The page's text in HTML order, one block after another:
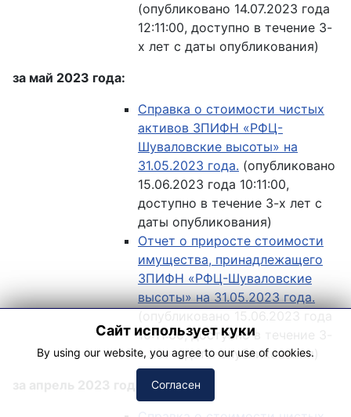
(опубликовано 14.07.2023 года
12:11:00, доступно в течение 3-
х лет с даты опубликования)
за май 2023 года:
Справка о стоимости чистых
активов ЗПИФН «РФЦ-
Шуваловские высоты» на
31.05.2023 года. (опубликовано
15.06.2023 года 10:11:00,
доступно в течение 3-х лет с
даты опубликования)
Отчет о приросте стоимости
имущества, принадлежащего
ЗПИФН «РФЦ-Шуваловские
высоты» на 31.05.2023 года.
10:11:00, доступно в течение 3-
х лет с даты опубликования)
Сайт использует куки
By using our website, you agree to our use of cookies.
Согласен